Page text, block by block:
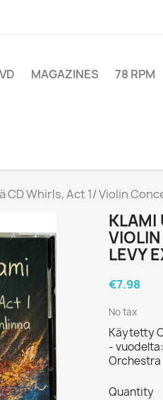
MAGAZINES 78 RPM
CD Whirls, Act 1/ Violin
KLAMI
LEVY
€7.98
No tax
Käytetty
-
Orchestra
Quantity